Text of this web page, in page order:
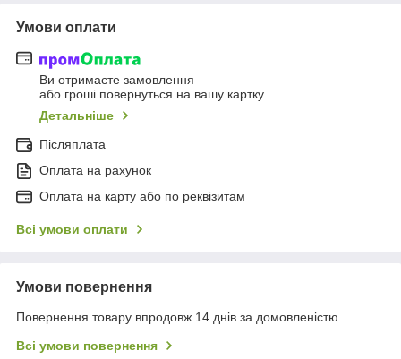
Умови оплати
Ви отримаєте замовлення
або гроші повернуться на вашу картку
Детальніше
Післяплата
Оплата на рахунок
Оплата на карту або по реквізитам
Всі умови оплати
Умови повернення
Повернення товару впродовж 14 днів за домовленістю
Всі умови повернення